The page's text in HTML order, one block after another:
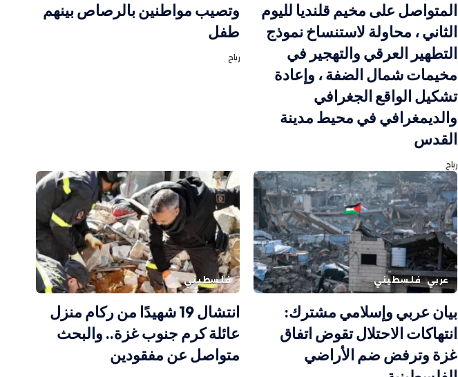
المتواصل على مخيم قلنديا لليوم
الثاني ، محاولة لاستنساخ نموذج
التطهير العرقي والتهجير في
مخيمات شمال الضفة ، وإعادة
تشكيل الواقع الجغرافي
والديمغرافي في محيط مدينة
القدس
رباح
وتصيب مواطنين بالرصاص بينهم
طفل
رباح
عربي فلسطيني
بيان عربي وإسلامي مشترك:
انتهاكات الاحتلال تقوض اتفاق
غزة وترفض ضم الأراضي
فلسطيني
انتشال 19 شهيدًا من ركام منزل
عائلة كرم جنوب غزة.. والبحث
متواصل عن مفقودين